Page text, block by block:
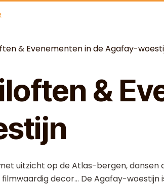
& Evenementen in de Agafay-
&
uitzicht op de Atlas-bergen,
decor... De Agafay-woestijn